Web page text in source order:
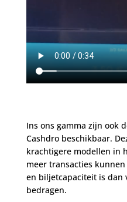
Ins ons gamma zijn ook
Cashdro beschikbaar.
krachtigere modellen in
meer transacties
en biljetcapaciteit is dan
bedragen.